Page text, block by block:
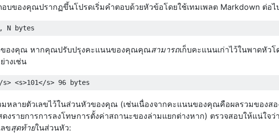
อบของคุณปรากฏขึ้นโปรดเริ่มคำตอบด้วยหัวข้อโดยใช้เทมเพลต Markdown ต่อไ
ของคุณ หากคุณปรับปรุงคะแนนของคุณคุณสามารถเก็บคะแนนเก่าไว้ในพาดหัวโ
างเช่น
หลายตัวเลขไว้ในส่วนหัวของคุณ (เช่นเนื่องจากคะแนนของคุณคือผลรวมของสอ
งรายการการลงโทษการตั้งค่าสถานะของล่ามแยกต่างหาก) ตรวจสอบให้แน่ใจว่
ขสุดท้ายในส่วนหัว: